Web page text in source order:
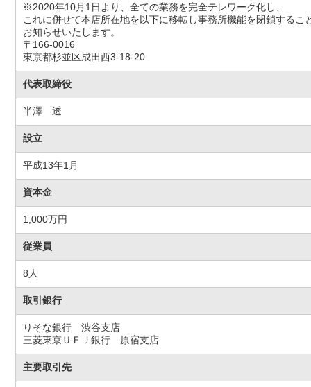
※2020年10月1日より、全ての業務を完全テレワーク化し、
これに併せて本店所在地を以下に移転し事務所機能を閉鎖するこ
お知らせいたします。
〒166-0016
東京都杉並区成田西3-18-20
代表取締役
半澤 透
設立
平成13年1月
資本金
1,000万円
従業員
8人
取引銀行
りそな銀行 渋谷支店
三菱東京ＵＦＪ銀行 原宿支店
主要取引先